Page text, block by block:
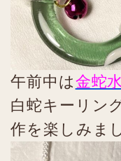
午前中は金蛇
白蛇キーリン
作を楽しみま